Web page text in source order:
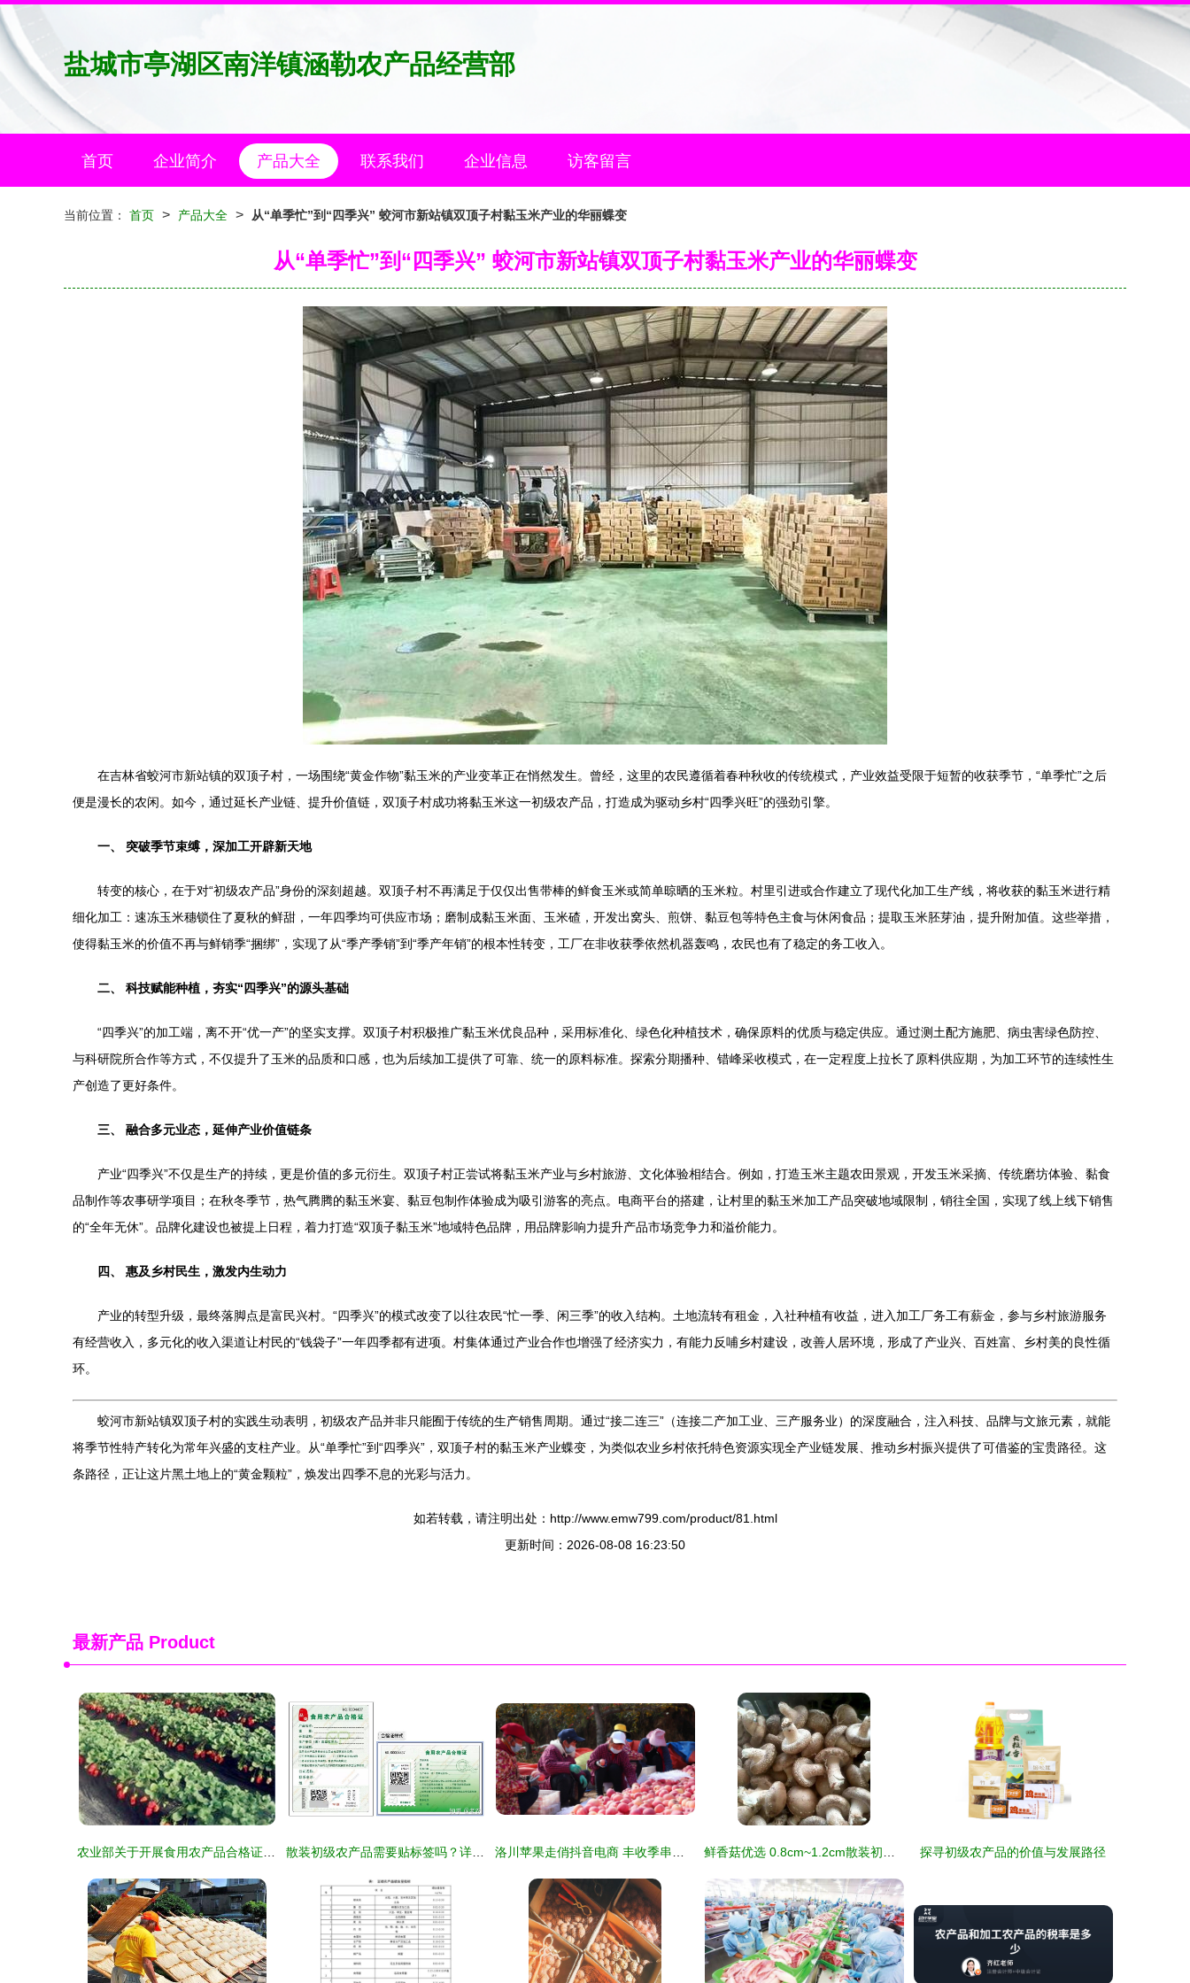
盐城市亭湖区南洋镇涵勒农产品经营部
首页 企业简介 产品大全 联系我们 企业信息 访客留言
当前位置： 首页 > 产品大全 > 从“单季忙”到“四季兴” 蛟河市新站镇双顶子村黏玉米产业的华丽蝶变
从“单季忙”到“四季兴” 蛟河市新站镇双顶子村黏玉米产业的华丽蝶变
在吉林省蛟河市新站镇的双顶子村，一场围绕“黄金作物”黏玉米的产业变革正在悄然发生。曾经，这里的农民遵循着春种秋收的传统模式，产业效益受限于短暂的收获季节，“单季忙”之后
便是漫长的农闲。如今，通过延长产业链、提升价值链，双顶子村成功将黏玉米这一初级农产品，打造成为驱动乡村“四季兴旺”的强劲引擎。
一、 突破季节束缚，深加工开辟新天地
转变的核心，在于对“初级农产品”身份的深刻超越。双顶子村不再满足于仅仅出售带棒的鲜食玉米或简单晾晒的玉米粒。村里引进或合作建立了现代化加工生产线，将收获的黏玉米进行精
细化加工：速冻玉米穗锁住了夏秋的鲜甜，一年四季均可供应市场；磨制成黏玉米面、玉米碴，开发出窝头、煎饼、黏豆包等特色主食与休闲食品；提取玉米胚芽油，提升附加值。这些举措，
使得黏玉米的价值不再与鲜销季“捆绑”，实现了从“季产季销”到“季产年销”的根本性转变，工厂在非收获季依然机器轰鸣，农民也有了稳定的务工收入。
二、 科技赋能种植，夯实“四季兴”的源头基础
“四季兴”的加工端，离不开“优一产”的坚实支撑。双顶子村积极推广黏玉米优良品种，采用标准化、绿色化种植技术，确保原料的优质与稳定供应。通过测土配方施肥、病虫害绿色防控、
与科研院所合作等方式，不仅提升了玉米的品质和口感，也为后续加工提供了可靠、统一的原料标准。探索分期播种、错峰采收模式，在一定程度上拉长了原料供应期，为加工环节的连续性生
产创造了更好条件。
三、 融合多元业态，延伸产业价值链条
产业“四季兴”不仅是生产的持续，更是价值的多元衍生。双顶子村正尝试将黏玉米产业与乡村旅游、文化体验相结合。例如，打造玉米主题农田景观，开发玉米采摘、传统磨坊体验、黏食
品制作等农事研学项目；在秋冬季节，热气腾腾的黏玉米宴、黏豆包制作体验成为吸引游客的亮点。电商平台的搭建，让村里的黏玉米加工产品突破地域限制，销往全国，实现了线上线下销售
的“全年无休”。品牌化建设也被提上日程，着力打造“双顶子黏玉米”地域特色品牌，用品牌影响力提升产品市场竞争力和溢价能力。
四、 惠及乡村民生，激发内生动力
产业的转型升级，最终落脚点是富民兴村。“四季兴”的模式改变了以往农民“忙一季、闲三季”的收入结构。土地流转有租金，入社种植有收益，进入加工厂务工有薪金，参与乡村旅游服务
有经营收入，多元化的收入渠道让村民的“钱袋子”一年四季都有进项。村集体通过产业合作也增强了经济实力，有能力反哺乡村建设，改善人居环境，形成了产业兴、百姓富、乡村美的良性循
环。
蛟河市新站镇双顶子村的实践生动表明，初级农产品并非只能囿于传统的生产销售周期。通过“接二连三”（连接二产加工业、三产服务业）的深度融合，注入科技、品牌与文旅元素，就能
将季节性特产转化为常年兴盛的支柱产业。从“单季忙”到“四季兴”，双顶子村的黏玉米产业蝶变，为类似农业乡村依托特色资源实现全产业链发展、推动乡村振兴提供了可借鉴的宝贵路径。这
条路径，正让这片黑土地上的“黄金颗粒”，焕发出四季不息的光彩与活力。
如若转载，请注明出处：http://www.emw799.com/product/81.html
更新时间：2026-08-08 16:23:50
最新产品 Product
探寻初级农产品的价值与发展路径